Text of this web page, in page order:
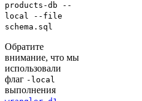
products-db --
local --file
schema.sql
Обратите
внимание, что мы
использовали
флаг -local
выполнения